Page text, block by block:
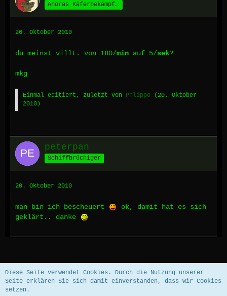
Anoras Käferbekämpfer
20. Oktober 2010
du meinst villt. von 180/min auf 5/sek?
mkg
Einmal editiert, zuletzt von Phlippo (20. Oktober
2010 )
peterpan
Schiffbrüchiger
20. Oktober 2010
man bin ich bescheuert
ok, damit hat es sich
geklärt.. danke
Diese Seite verwendet Cookies. Durch die Nutzung unserer
Seite erklären Sie sich damit einverstanden, dass wir Cookies
setzen.